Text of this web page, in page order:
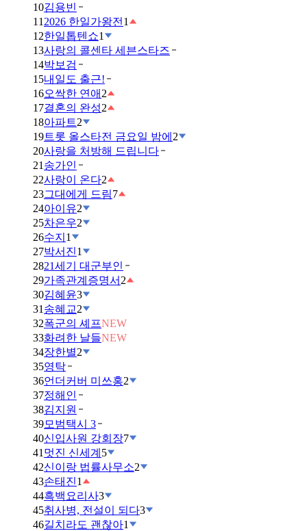
10김용빈
11 2026 한일가왕전 1
12한일톱텐쇼1
13사랑의 콜센타 세븐스타즈
14박보검
15내일도 출근!
16오싹한 연애 2
17결혼의 완성2
18아파트2
19트롯 올스타전 금요일 밤에 2
20사랑을 처방해 드립니다
21 송가인
22사랑이 온다2
23그대에게 드림7
24아이유2
25차은우2
26수지 1
27박서진1
2821세기 대군부인
29가족관계증명서 2
30김혜윤3
31 송혜교2
32폭군의 셰프NEW
33화려한 날들NEW
34장한별2
35영탁
36언더커버 미쓰홍2
37정해인
38김지원
39모범택시 3
40신입사원 강회장7
41 멋진 신세계 5
42신이랑 법률사무소2
43손태진1
44흑백요리사3
45취사병, 전설이 되다3
46길치라도 괜찮아1